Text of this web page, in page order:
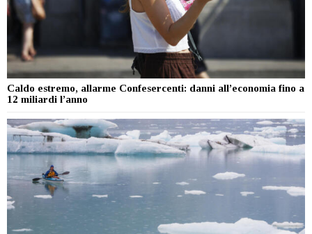
Caldo estremo, allarme Confesercenti: danni all’economia fino a
12 miliardi l’anno